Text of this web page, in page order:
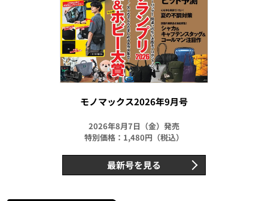
モノマックス2026年9月号
2026年8月7日（金）発売
特別価格：1,480円（税込）
最新号を見る